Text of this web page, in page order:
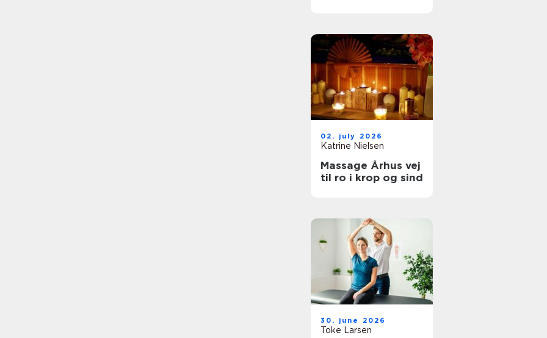
02. july 2026
Katrine Nielsen
Massage Århus vej
til ro i krop og sind
30. june 2026
Toke Larsen